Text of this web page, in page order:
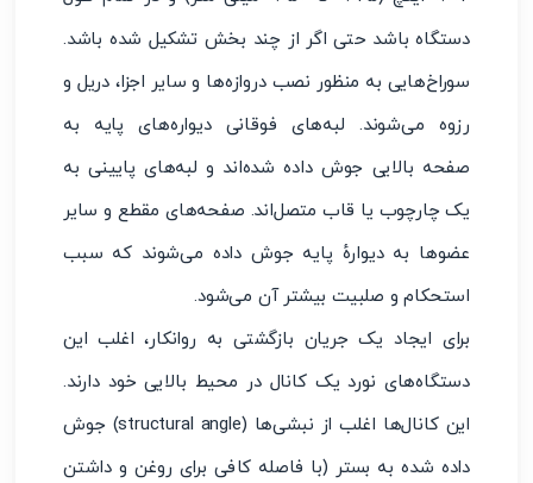
دستگاه باشد حتی اگر از چند بخش تشکیل شده باشد.
سوراخ‌هایی به منظور نصب دروازه‌ها و سایر اجزا، دریل و
رزوه می‌شوند. لبه‌های فوقانی دیواره‌های پایه به
صفحه بالایی جوش داده شده‌اند و لبه‌های پایینی به
یک چارچوب یا قاب متصل‌اند. صفحه‌های مقطع و سایر
عضوها به دیوارهٔ پایه جوش داده می‌شوند که سبب
استحکام و صلبیت بیشتر آن می‌شود.
برای ایجاد یک جریان بازگشتی به روانکار، اغلب این
دستگاه‌های نورد یک کانال در محیط بالایی خود دارند.
این کانال‌ها اغلب از نبشی‌ها (structural angle) جوش
داده شده به بستر (با فاصله کافی برای روغن و داشتن